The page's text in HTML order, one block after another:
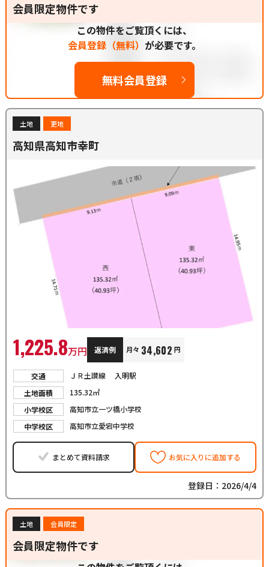
会員限定物件です
この物件をご覧頂くには、
会員登録（無料） が必要です。
無料会員登録
土地 更地
高知県高知市幸町
1,225.8万円 返済例 月々 34,602 円
交通
ＪＲ土讃線 入明駅
土地面積
135.32㎡
小学校区
高知市立一ツ橋小学校
中学校区
高知市立愛宕中学校
まとめて資料請求 お気に入りに追加する
登録日：2026/4/4
土地 会員限定
会員限定物件です